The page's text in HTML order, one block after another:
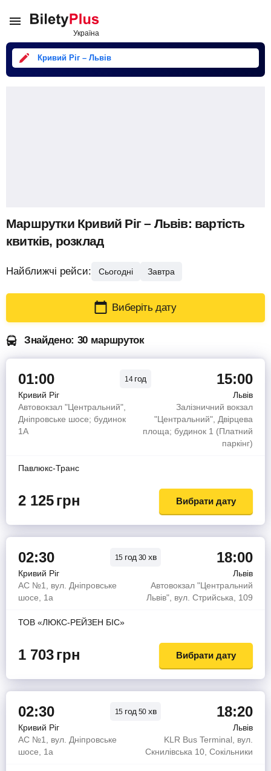
Кривий Ріг – Львів
Маршрутки Кривий Ріг – Львів: вартість
квитків, розклад
Найближчі рейси: Сьогодні Завтра
Виберіть дату
Знайдено: 30 маршруток
01:00 14 год 15:00
Кривий Ріг
Львів
Автовокзал "Центральний",
Дніпровське шосе; будинок
1А
Залізничний вокзал
"Центральний", Двірцева
площа; будинок 1 (Платний
паркінг)
Павлюкс-Транс
2 125грн Вибрати дату
02:30 15 год 30 хв 18:00
Кривий Ріг
Львів
АС №1, вул. Дніпровське
шосе, 1а
Автовокзал "Центральний
Львів", вул. Стрийська, 109
ТОВ «ЛЮКС-РЕЙЗЕН БІС»
1 703грн Вибрати дату
02:30 15 год 50 хв 18:20
Кривий Ріг
Львів
АС №1, вул. Дніпровське
шосе, 1а
KLR Bus Terminal, вул.
Скнилівська 10, Сокільники